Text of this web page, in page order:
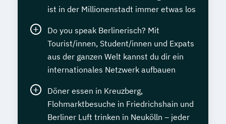
ist in der Millionenstadt immer etwas los
Do you speak Berlinerisch? Mit
Tourist/innen, Student/innen und Expats
aus der ganzen Welt kannst du dir ein
internationales Netzwerk aufbauen
Döner essen in Kreuzberg,
Flohmarktbesuche in Friedrichshain und
Berliner Luft trinken in Neukölln – jeder